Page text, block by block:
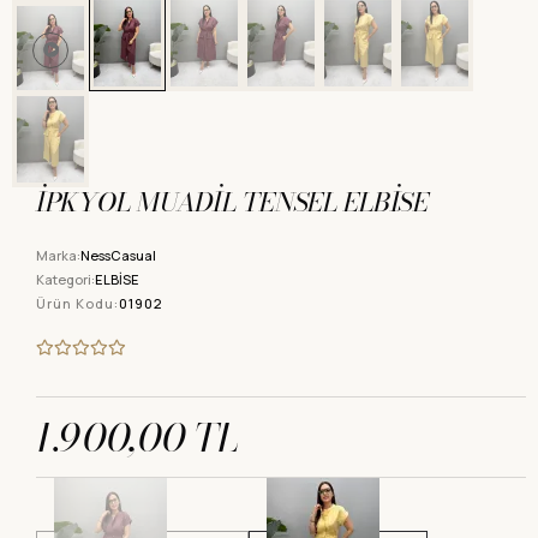
İPKYOL MUADİL TENSEL ELBİSE
Marka:NessCasual
Kategori:ELBİSE
Ürün Kodu:01902
1.900,00 TL